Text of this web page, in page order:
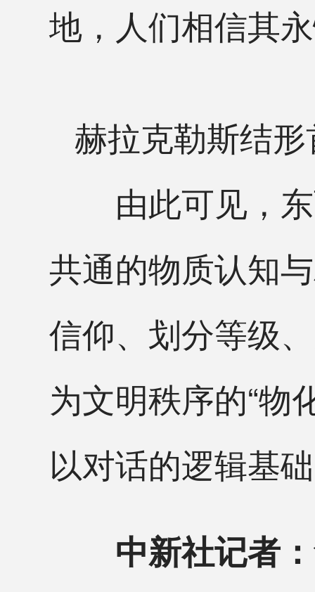
地，人们相信其
赫拉克勒斯结
由此可见，东
共通的物质认知
信仰、划分等级
为文明秩序的“物
以对话的逻辑基
中新社记者